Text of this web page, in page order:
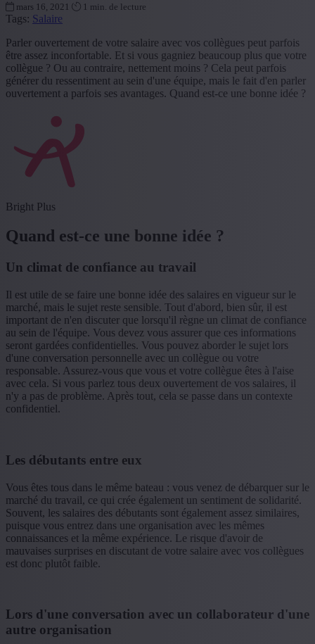
mars 16, 2021 1 min. de lecture
Tags: Salaire
Parler ouvertement de votre salaire avec vos collègues peut parfois
être assez inconfortable. Et si vous gagniez beaucoup plus que votre
collègue ? Ou au contraire, nettement moins ? Cela peut parfois
générer du ressentiment au sein d'une équipe, mais le fait d'en parler
ouvertement a parfois ses avantages. Quand est-ce une bonne idée ?
Bright Plus
Quand est-ce une bonne idée ?
Un climat de confiance au travail
Il est utile de se faire une bonne idée des salaires en vigueur sur le
marché, mais le sujet reste sensible. Tout d'abord, bien sûr, il est
important de n'en discuter que lorsqu'il règne un climat de confiance
au sein de l'équipe. Vous devez vous assurer que ces informations
seront gardées confidentielles. Vous pouvez aborder le sujet lors
d'une conversation personnelle avec un collègue ou votre
responsable. Assurez-vous que vous et votre collègue êtes à l'aise
avec cela. Si vous parlez tous deux ouvertement de vos salaires, il
n'y a pas de problème. Après tout, cela se passe dans un contexte
confidentiel.
Les débutants entre eux
Vous êtes tous dans le même bateau : vous venez de débarquer sur le
marché du travail, ce qui crée également un sentiment de solidarité.
Souvent, les salaires des débutants sont également assez similaires,
puisque vous entrez dans une organisation avec les mêmes
connaissances et la même expérience. Le risque d'avoir de
mauvaises surprises en discutant de votre salaire avec vos collègues
est donc plutôt faible.
Lors d'une conversation avec un collaborateur d'une
autre organisation